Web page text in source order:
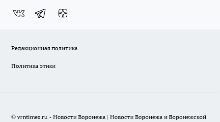
Редакционная политика
Политика этики
© vrntimes.ru - Новости Воронежа | Новости Воронежа и Воронежской